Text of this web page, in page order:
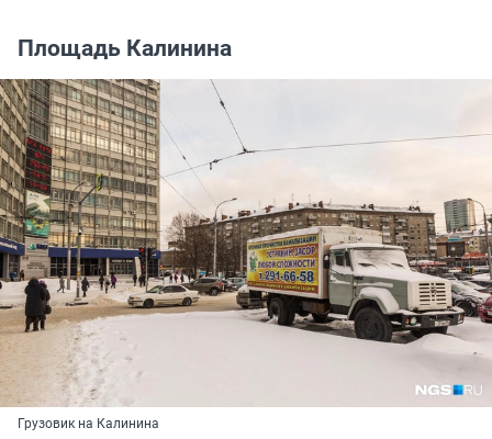
Площадь Калинина
Грузовик на Калинина